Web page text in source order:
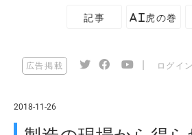
記事 AI虎の巻
広告掲載 ログイン
2018-11-26